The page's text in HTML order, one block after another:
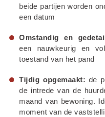
beide partijen worden
een datum
Omstandig en
een nauwkeurig en
toestand van het pand
Tijdig opgemaakt: de
de intrede van de
maand van bewoning.
moment van de